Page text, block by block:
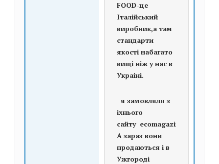
FOOD-це
Італійський
виробник,а там
стандарти
якості набагато
вищі ніж у нас в
Украіні.
я замовляля з
іхнього
сайту ecomagazin.com.ua
А зараз вони
продаються і в
Ужгороді